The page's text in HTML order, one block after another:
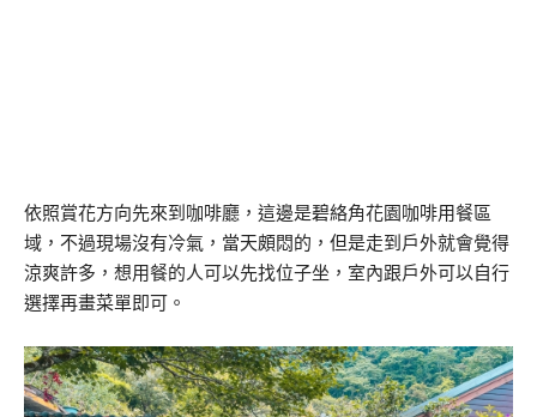
依照賞花方向先來到咖啡廳，這邊是碧絡角花園咖啡用餐區
域，不過現場沒有冷氣，當天頗悶的，但是走到戶外就會覺得
涼爽許多，想用餐的人可以先找位子坐，室內跟戶外可以自行
選擇再畫菜單即可。